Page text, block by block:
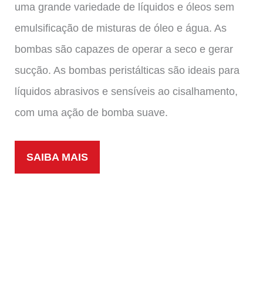
uma grande variedade de líquidos e óleos sem
emulsificação de misturas de óleo e água. As
bombas são capazes de operar a seco e gerar
sucção. As bombas peristálticas são ideais para
líquidos abrasivos e sensíveis ao cisalhamento,
com uma ação de bomba suave.
SAIBA MAIS